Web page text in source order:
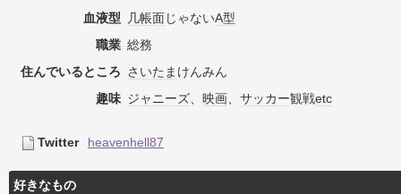
血液型
几帳面じゃないA型
職業 総務
住んでいるところ
さいたま けんみん
趣味 ジャニーズ、 映画、 サッカー観戦etc
Twitter heavenhell87
好きなもの